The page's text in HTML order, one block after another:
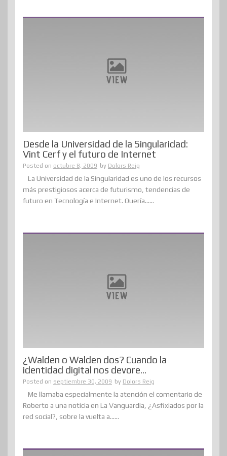
Desde la Universidad de la Singularidad:
Vint Cerf y el futuro de Internet
Posted on octubre 8, 2009 by Dolors Reig
La Universidad de la Singularidad es uno de los recursos
más prestigiosos acerca de futurismo, tendencias de
futuro en Tecnología e Internet. Quería......
¿Walden o Walden dos? Cuando la
identidad digital nos devore…
Posted on septiembre 30, 2009 by Dolors Reig
Me llamaba especialmente la atención el comentario de
Roberto a una noticia en La Vanguardia, ¿Asfixiados por la
red social?, sobre la vuelta a......